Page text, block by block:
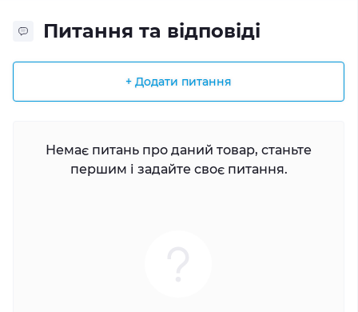
Питання та відповіді
+ Додати питання
Немає питань про даний товар, станьте
першим і задайте своє питання.